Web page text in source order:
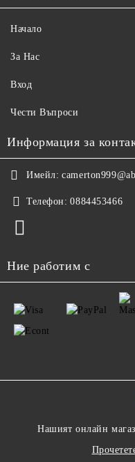
Начало
За Нас
Вход
Чести Въпроси
Информация за
Имейл:
Телефон: 0884453466
Ние работим с
Нашият онлайн